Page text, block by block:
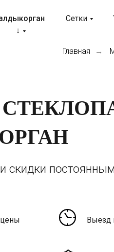
↓
Сетки
Главная →
цены Выезд
скидки